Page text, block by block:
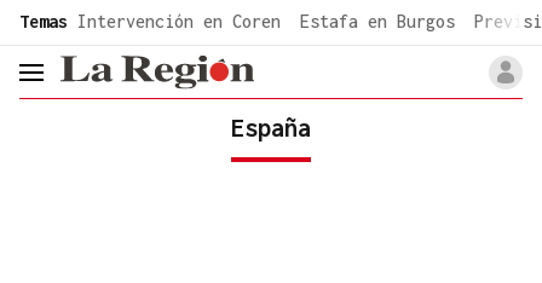
common.go-to-content
Temas Intervención en Coren Estafa en Burgos
header.menu.open
España